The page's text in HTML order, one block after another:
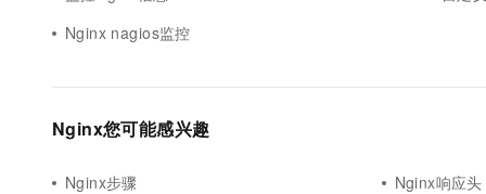
Nginx nagios监控
Nginx您可能感兴趣
Nginx步骤
Nginx响应头